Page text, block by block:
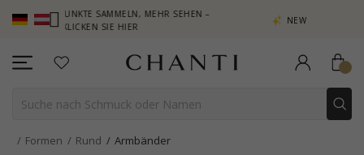
SAMMELN, MEHR SEHEN –
KLICKEN SIE HIER
NEW COLLECTION | AURA
Formen Rund Armbänder